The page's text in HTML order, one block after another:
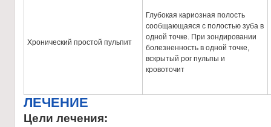
Хронический простой пульпит
Глубокая кариозная полость
сообщающаяся с полостью зуба в
одной точке. При зондировании
болезненность в одной точке,
вскрытый рог пульпы и
кровоточит
ЛЕЧЕНИЕ
Цели лечения: